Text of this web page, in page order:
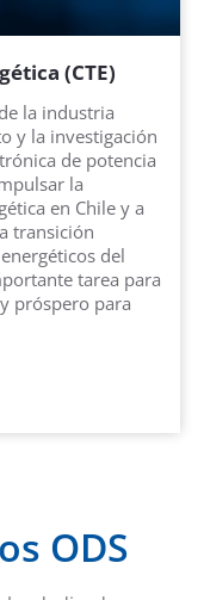
(CTE)
la industria
y la investigación
de potencia
la
en Chile y a
transición
del
tarea para
próspero para
ODS